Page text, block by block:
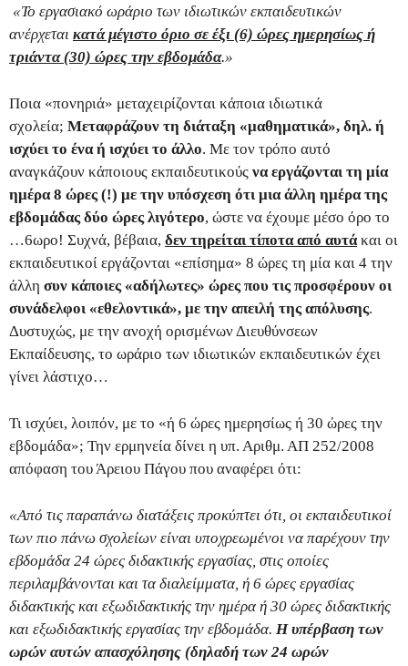
«Το εργασιακό ωράριο των ιδιωτικών εκπαιδευτικών
ανέρχεται κατά μέγιστο όριο σε έξι (6) ώρες ημερησίως ή
τριάντα (30) ώρες την εβδομάδα.»
Ποια «πονηριά» μεταχειρίζονται κάποια ιδιωτικά
σχολεία; Μεταφράζουν τη διάταξη «μαθηματικά», δηλ. ή
ισχύει το ένα ή ισχύει το άλλο. Με τον τρόπο αυτό
αναγκάζουν κάποιους εκπαιδευτικούς να εργάζονται τη μία
ημέρα 8 ώρες (!) με την υπόσχεση ότι μια άλλη ημέρα της
εβδομάδας δύο ώρες λιγότερο, ώστε να έχουμε μέσο όρο το
…6ωρο! Συχνά, βέβαια, δεν τηρείται τίποτα από αυτάκαι οι
εκπαιδευτικοί εργάζονται «επίσημα» 8 ώρες τη μία και 4 την
άλλη συν κάποιες «αδήλωτες» ώρες που τις προσφέρουν οι
συνάδελφοι «εθελοντικά», με την απειλή της απόλυσης.
Δυστυχώς, με την ανοχή ορισμένων Διευθύνσεων
Εκπαίδευσης, το ωράριο των ιδιωτικών εκπαιδευτικών έχει
γίνει λάστιχο…
Τι ισχύει, λοιπόν, με το «ή 6 ώρες ημερησίως ή 30 ώρες την
εβδομάδα»; Την ερμηνεία δίνει η υπ. Αριθμ. ΑΠ 252/2008
απόφαση του Άρειου Πάγου που αναφέρει ότι:
«Από τις παραπάνω διατάξεις προκύπτει ότι, οι εκπαιδευτικοί
των πιο πάνω σχολείων είναι υποχρεωμένοι να παρέχουν την
εβδομάδα 24 ώρες διδακτικής εργασίας, στις οποίες
περιλαμβάνονται και τα διαλείμματα, ή 6 ώρες εργασίας
διδακτικής και εξωδιδακτικής την ημέρα ή 30 ώρες διδακτικής
και εξωδιδακτικής εργασίας την εβδομάδα. Η υπέρβαση των
ωρών αυτών απασχόλησης (δηλαδή των 24 ωρών